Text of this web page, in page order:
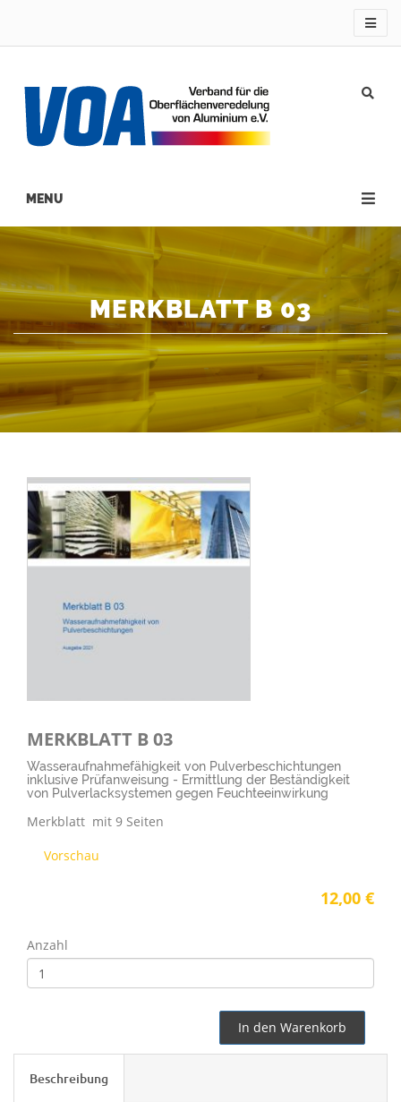
navigation
MERKBLATT B 03
MERKBLATT B 03
Wasseraufnahmefähigkeit von Pulverbeschichtungen
inklusive Prüfanweisung - Ermittlung der Beständigkeit
von Pulverlacksystemen gegen Feuchteeinwirkung
Merkblatt mit 9 Seiten
Vorschau
12,00 €
Anzahl
In den Warenkorb
Beschreibung